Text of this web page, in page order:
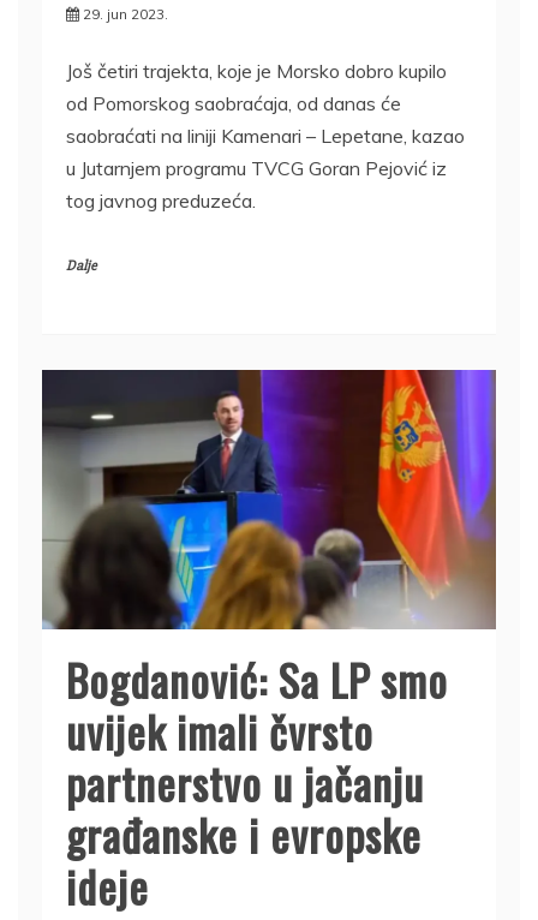
29. jun 2023.
Još četiri trajekta, koje je Morsko dobro kupilo
od Pomorskog saobraćaja, od danas će
saobraćati na liniji Kamenari – Lepetane, kazao
u Jutarnjem programu TVCG Goran Pejović iz
tog javnog preduzeća.
Dalje
Bogdanović: Sa LP smo
uvijek imali čvrsto
partnerstvo u jačanju
građanske i evropske
ideje